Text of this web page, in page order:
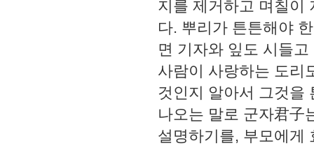
지를 제거하고 며칠이
다. 뿌리가 튼튼해야
면 기자와 잎도 시들고
사람이 사랑하는 도리
것인지 알아서 그것을
나오는 말로 군자君子
설명하기를, 부모에게